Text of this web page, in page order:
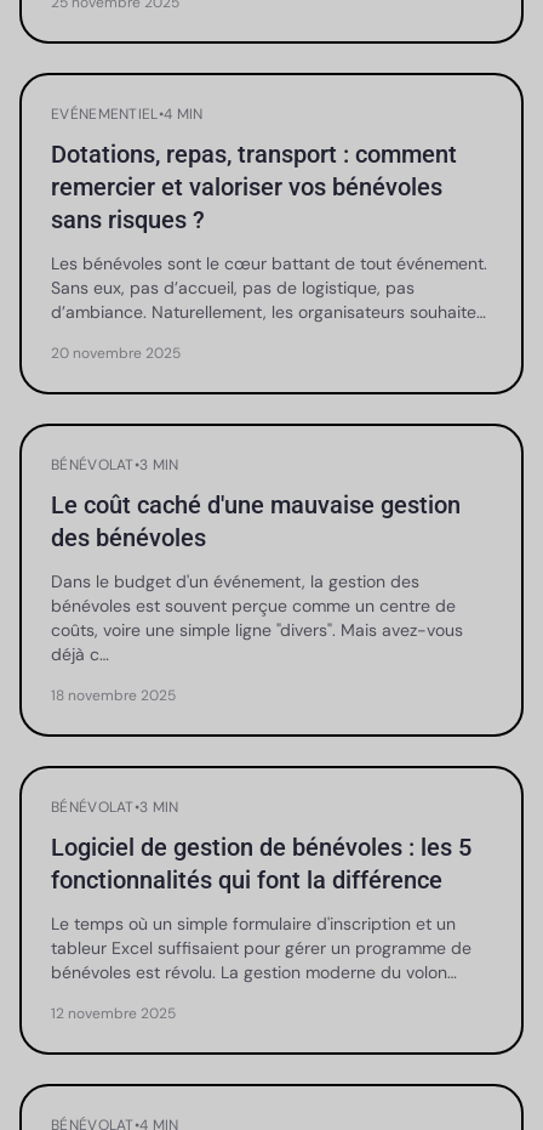
EVÉNEMENTIEL•4 MIN
Dotations, repas, transport : comment
remercier et valoriser vos bénévoles
sans risques ?
Les bénévoles sont le cœur battant de tout événement.
Sans eux, pas d’accueil, pas de logistique, pas
d’ambiance. Naturellement, les organisateurs souhaite…
20 novembre 2025
BÉNÉVOLAT•3 MIN
Le coût caché d'une mauvaise gestion
des bénévoles
Dans le budget d'un événement, la gestion des
bénévoles est souvent perçue comme un centre de
coûts, voire une simple ligne "divers". Mais avez-vous
déjà c…
18 novembre 2025
BÉNÉVOLAT•3 MIN
Logiciel de gestion de bénévoles : les 5
fonctionnalités qui font la différence
Le temps où un simple formulaire d'inscription et un
tableur Excel suffisaient pour gérer un programme de
bénévoles est révolu. La gestion moderne du volon…
12 novembre 2025
BÉNÉVOLAT•4 MIN